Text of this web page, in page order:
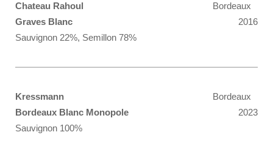
Chateau Rahoul
Bordeaux
2016
Graves Blanc
Sauvignon 22%, Semillon 78%
Kressmann
Bordeaux
2023
Bordeaux Blanc Monopole
Sauvignon 100%